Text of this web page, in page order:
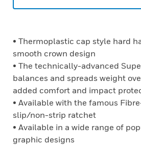
• Thermoplastic cap style hard
smooth crown design
• The technically-advanced
balances and spreads weight
added comfort and impact
• Available with the famous
slip/non-strip ratchet
• Available in a wide range of
graphic designs